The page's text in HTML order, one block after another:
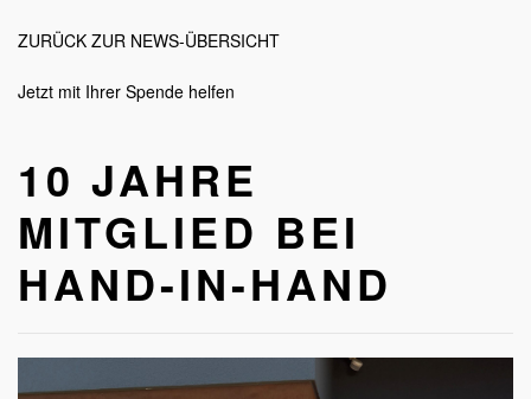
Jahre
Hand-
ZURÜCK ZUR NEWS-ÜBERSICHT
Jetzt mit Ihrer Spende helfen
10 JAHRE
MITGLIED BEI
HAND-IN-HAND